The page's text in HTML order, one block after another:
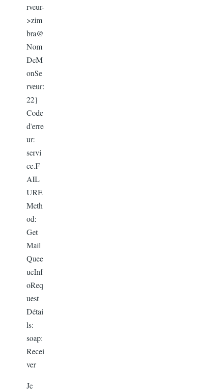
rveur-
>zim
bra@
Nom
DeM
onSe
rveur:
22}
Code
d'erre
ur:
servi
ce.F
AIL
URE
Meth
od:
Get
Mail
Quee
ueInf
oReq
uest
Détai
ls:
soap:
Recei
ver
Je